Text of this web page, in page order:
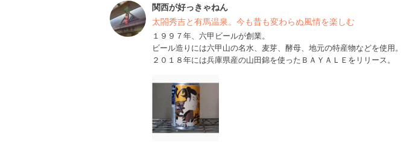
関西が好っきゃねん
太閤秀吉と有馬温泉。今も昔も変わらぬ風情を楽しむ
１９９７年、六甲ビールが創業。
ビール造りには六甲山の名水、麦芽、酵母、地元の特産物などを使用。
２０１８年には兵庫県産の山田錦を使ったＢＡＹＡＬＥをリリース。